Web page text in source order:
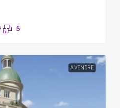
5
A VENDRE